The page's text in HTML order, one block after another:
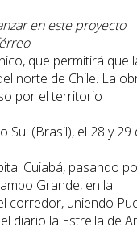
en este proyecto
que permitirá que
norte de Chile. La
por el territorio
(Brasil), el 28 y 29
Cuiabá, pasando
Grande, en la
corredor, uniendo
diario la Estrella de